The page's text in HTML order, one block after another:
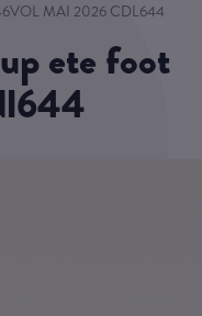
MAI 2026 CDL644